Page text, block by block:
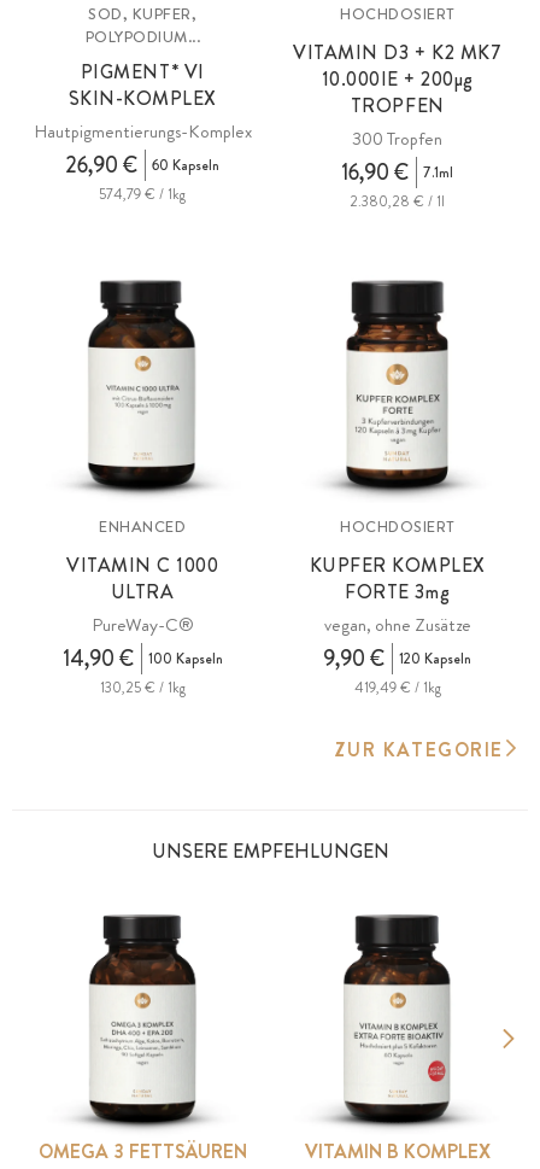
SOD, KUPFER,
POLYPODIUM...
PIGMENT* VI
SKIN-KOMPLEX
Hautpigmentierungs-Komplex
26,90 €
60 Kapseln
574,79 € / 1kg
HOCHDOSIERT
VITAMIN D3 + K2 MK7
10.000IE + 200µg
TROPFEN
300 Tropfen
16,90 €
7.1ml
2.380,28 € / 1l
ENHANCED
VITAMIN C 1000
ULTRA
PureWay-C®
14,90 €
100 Kapseln
130,25 € / 1kg
HOCHDOSIERT
KUPFER KOMPLEX
FORTE 3mg
vegan, ohne Zusätze
9,90 €
120 Kapseln
419,49 € / 1kg
ZUR KATEGORIE
UNSERE EMPFEHLUNGEN
OMEGA 3 FETTSÄUREN VITAMIN B KOMPLEX